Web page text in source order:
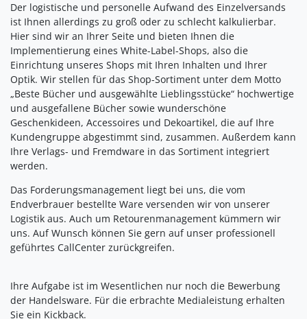
Der logistische und personelle Aufwand des Einzelversands
ist Ihnen allerdings zu groß oder zu schlecht kalkulierbar.
Hier sind wir an Ihrer Seite und bieten Ihnen die
Implementierung eines White-Label-Shops, also die
Einrichtung unseres Shops mit Ihren Inhalten und Ihrer
Optik. Wir stellen für das Shop-Sortiment unter dem Motto
„Beste Bücher und ausgewählte Lieblingsstücke“ hochwertige
und ausgefallene Bücher sowie wunderschöne
Geschenkideen, Accessoires und Dekoartikel, die auf Ihre
Kundengruppe abgestimmt sind, zusammen. Außerdem kann
Ihre Verlags- und Fremdware in das Sortiment integriert
werden.
Das Forderungsmanagement liegt bei uns, die vom
Endverbrauer bestellte Ware versenden wir von unserer
Logistik aus. Auch um Retourenmanagement kümmern wir
uns. Auf Wunsch können Sie gern auf unser professionell
geführtes CallCenter zurückgreifen.
Ihre Aufgabe ist im Wesentlichen nur noch die Bewerbung
der Handelsware. Für die erbrachte Medialeistung erhalten
Sie ein Kickback.